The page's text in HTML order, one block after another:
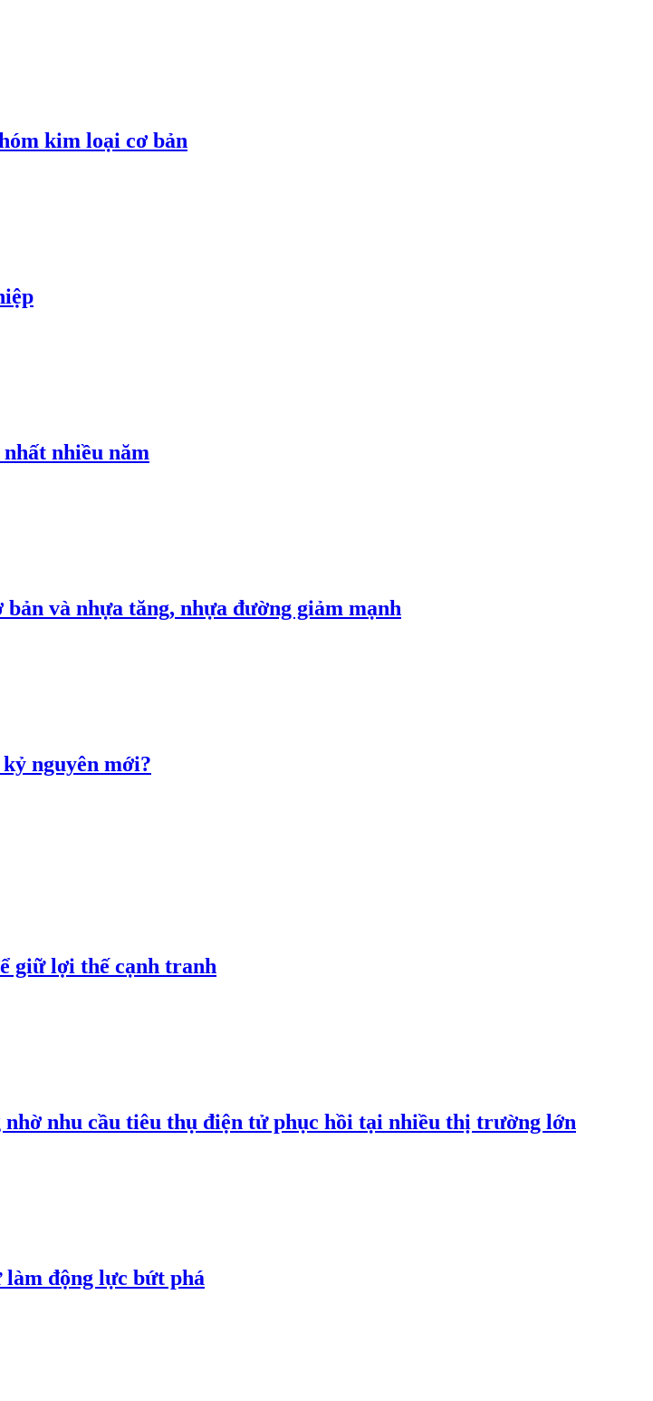
kim loại cơ bản
nhất nhiều năm
và nhựa tăng, nhựa đường giảm mạnh
nguyên mới?
giữ lợi thế cạnh tranh
nhu cầu tiêu thụ điện tử phục hồi tại nhiều thị trường lớn
động lực bứt phá